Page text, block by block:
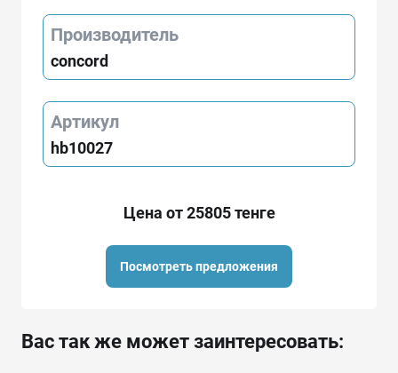
Производитель
concord
Артикул
hb10027
Цена от 25805 тенге
Посмотреть предложения
Вас так же может заинтересовать: